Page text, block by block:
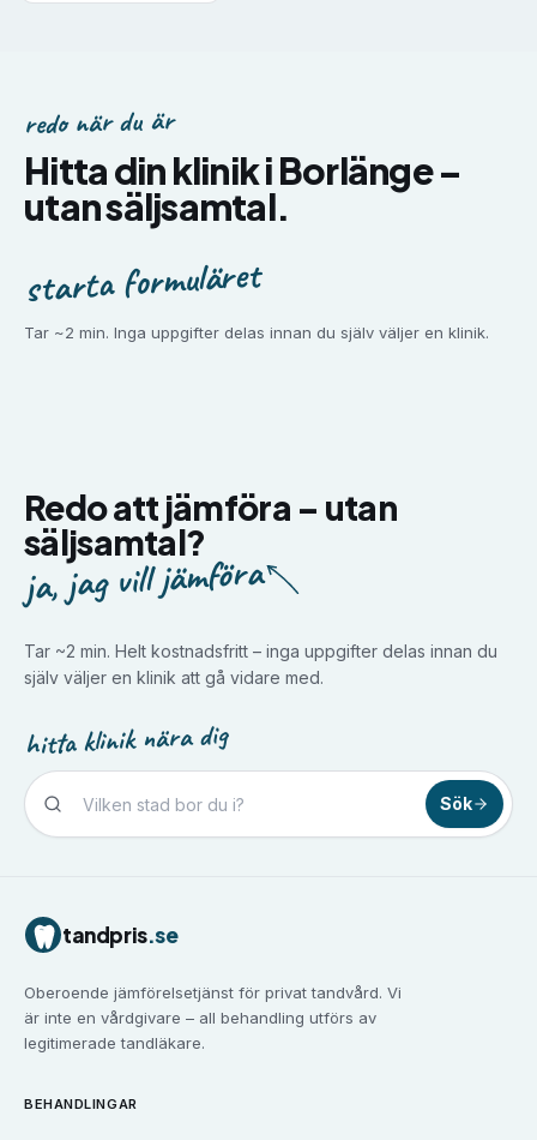
redo när du är
Hitta din klinik iBorlänge–
utan säljsamtal.
starta formuläret
Tar ~2 min. Inga uppgifter delas innan du själv väljer en klinik.
Redo att jämföra – utan
säljsamtal?
ja, jag vill jämföra
Tar ~2 min. Helt kostnadsfritt – inga uppgifter delas innan du
själv väljer en klinik att gå vidare med.
hitta klinik nära dig
Sök
Tandvård i
Tandvård iFalun
Tandvård i Göteborg
Tandvård iHalmstad
Tandvård iHelsingborg
tandpris.se
Oberoende jämförelsetjänst för privat tandvård. Vi
är inte en vårdgivare – all behandling utförs av
legitimerade tandläkare.
BEHANDLINGAR